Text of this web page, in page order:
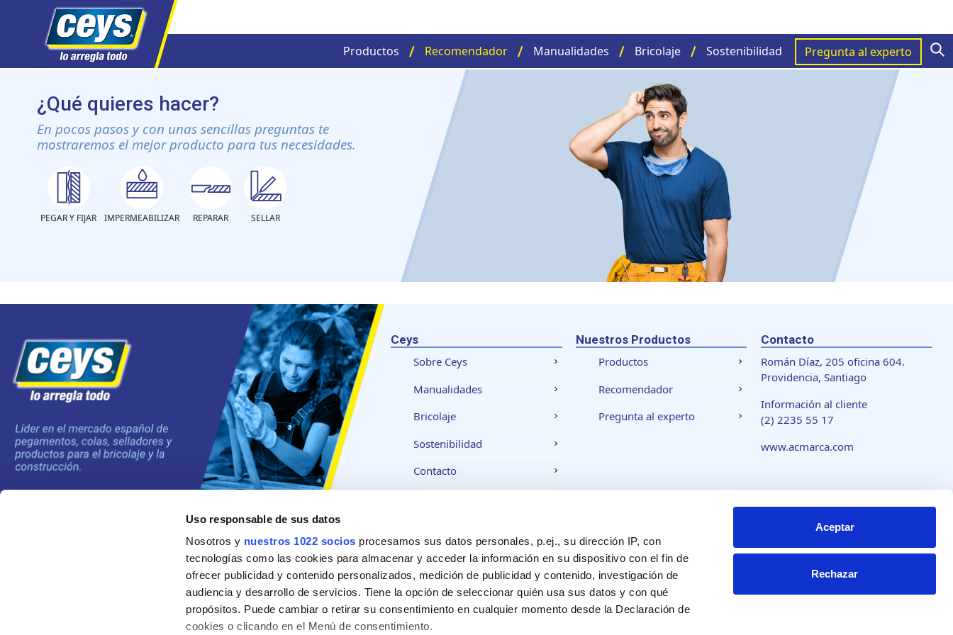
Uso responsable de sus datos
Nosotros y nuestros 1022 socios procesamos sus datos personales, p.ej., su dirección IP, con
tecnologías como las cookies para almacenar y acceder la información en su dispositivo con el fin de
ofrecer publicidad y contenido personalizados, medición de publicidad y contenido, investigación de
audiencia y desarrollo de servicios. Tiene la opción de seleccionar quién usa sus datos y con qué
propósitos. Puede cambiar o retirar su consentimiento en cualquier momento desde la Declaración de
cookies o clicando en el Menú de consentimiento.
Aceptar
Rechazar
contenido
Productos Recomendador Manualidades Bricolaje Sostenibilidad Pregunta al experto
¿Qué quieres hacer?
En pocos pasos y con unas sencillas preguntas te
mostraremos el mejor producto para tus necesidades.
PEGAR Y FIJAR IMPERMEABILIZAR REPARAR SELLAR
Ceys
Sobre Ceys
Manualidades
Bricolaje
Sostenibilidad
Contacto
Nuestros Productos
Productos
Recomendador
Pregunta al experto
Contacto
Román Díaz, 205 oficina 604.
Providencia, Santiago
Información al cliente
(2) 2235 55 17
www.acmarca.com